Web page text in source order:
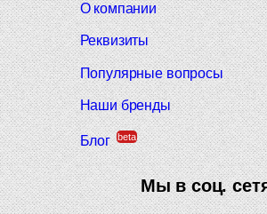
О компании
Реквизиты
Популярные вопросы
Наши бренды
Блог beta
Мы в соц.